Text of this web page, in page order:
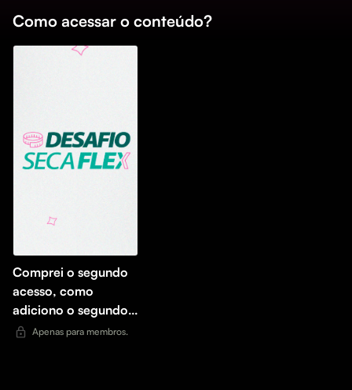
Como acessar o conteúdo?
Comprei o segundo
acesso, como
adiciono o segundo
e-mail?
Apenas para membros.